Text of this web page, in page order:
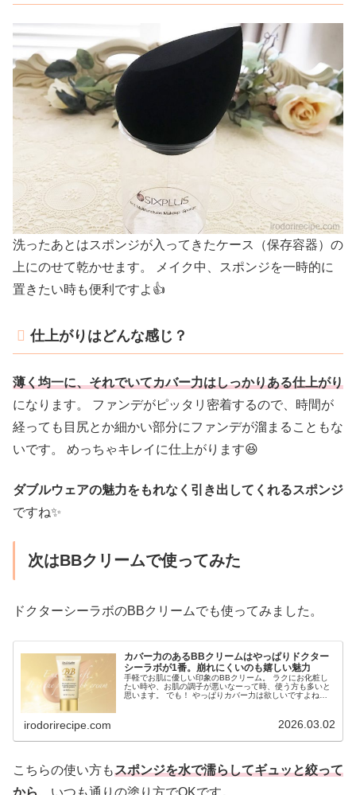
洗ったあとはスポンジが入ってきたケース（保存容器）の
上にのせて乾かせます。 メイク中、スポンジを一時的に
置きたい時も便利ですよ👍
仕上がりはどんな感じ？
薄く均一に、それでいてカバー力はしっかりある仕上がり
になります。 ファンデがピッタリ密着するので、時間が
経っても目尻とか細かい部分にファンデが溜まることもな
いです。 めっちゃキレイに仕上がります😆
ダブルウェアの魅力をもれなく引き出してくれるスポンジ
ですね✨
次はBBクリームで使ってみた
ドクターシーラボのBBクリームでも使ってみました。
カバー力のあるBBクリームはやっぱりドクター
シーラボが1番。崩れにくいのも嬉しい魅力
手軽でお肌に優しい印象のBBクリーム。 ラクにお化粧し
たい時や、お肌の調子が悪いなーって時、使う方も多いと
思います。 でも！ やっぱりカバー力は欲しいですよね！
irodorirecipe.com 2026.03.02
こちらの使い方もスポンジを水で濡らしてギュッと絞って